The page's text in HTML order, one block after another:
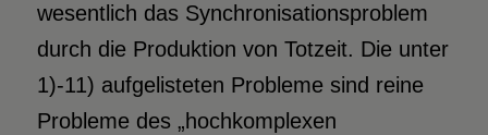
wesentlich das Synchronisationsproblem
durch die Produktion von Totzeit. Die unter
1)-11) aufgelisteten Probleme sind reine
Probleme des „hochkomplexen